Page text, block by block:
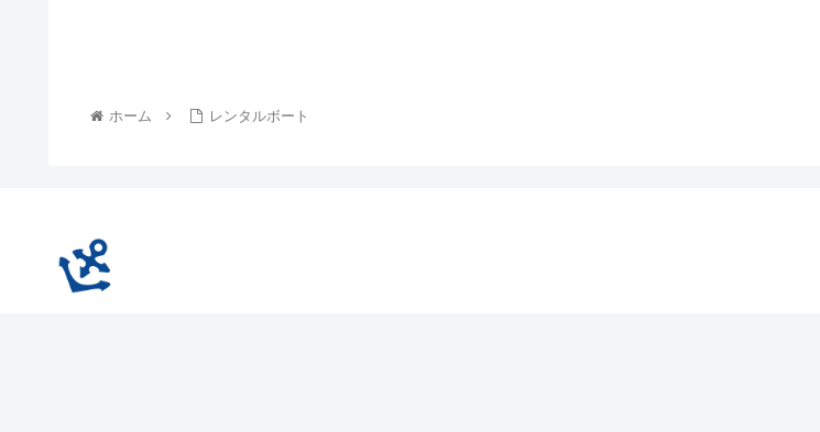
ホーム レンタルボート